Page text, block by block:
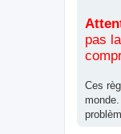
pas
Ces